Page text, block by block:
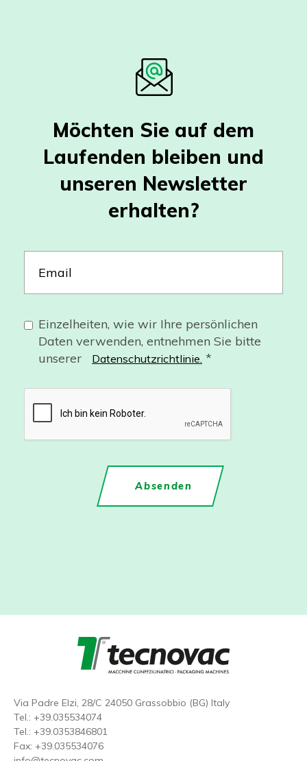
Möchten Sie auf dem
Laufenden bleiben und
unseren Newsletter
erhalten?
Einzelheiten, wie wir Ihre persönlichen
Daten verwenden, entnehmen Sie bitte
unserer
Datenschutzrichtlinie. *
Via Padre Elzi, 28/C 24050 Grassobbio (BG) Italy
Tel.: +39.035534074
Tel.: +39.0353846801
Fax: +39.035534076